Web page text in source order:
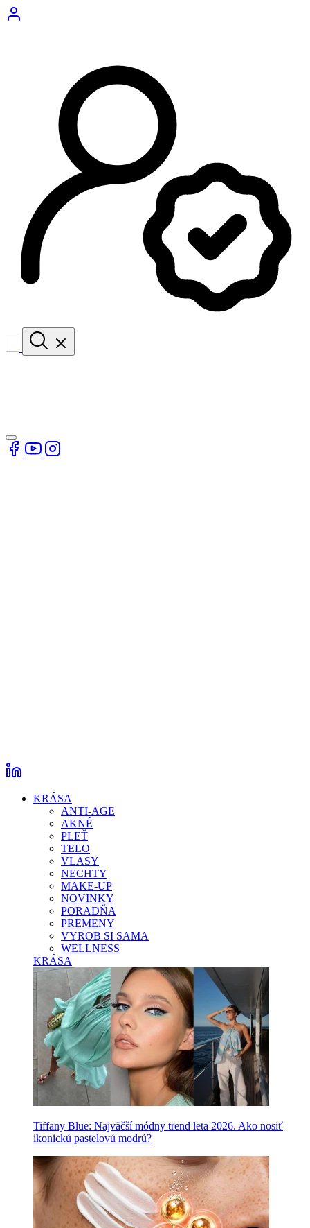
KRÁSA
ANTI-AGE
AKNÉ
PLEŤ
TELO
VLASY
NECHTY
MAKE-UP
NOVINKY
PORADŇA
PREMENY
VYROB SI SAMA
WELLNESS
KRÁSA
Tiffany Blue: Najväčší módny trend leta 2026. Ako nosiť
ikonickú pastelovú modrú?